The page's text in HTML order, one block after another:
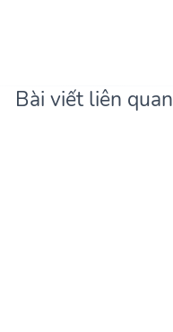
Bài viết liên quan